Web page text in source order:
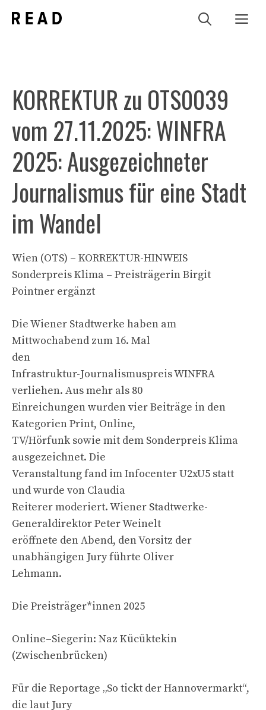
Inhalt
KORREKTUR zu OTS0039
vom 27.11.2025: WINFRA
2025: Ausgezeichneter
Journalismus für eine Stadt
im Wandel
Wien (OTS) – KORREKTUR-HINWEIS
Sonderpreis Klima – Preisträgerin Birgit
Pointner ergänzt
Die Wiener Stadtwerke haben am
Mittwochabend zum 16. Mal
den
Infrastruktur-Journalismuspreis WINFRA
verliehen. Aus mehr als 80
Einreichungen wurden vier Beiträge in den
Kategorien Print, Online,
TV/Hörfunk sowie mit dem Sonderpreis Klima
ausgezeichnet. Die
Veranstaltung fand im Infocenter U2xU5 statt
und wurde von Claudia
Reiterer moderiert. Wiener Stadtwerke-
Generaldirektor Peter Weinelt
eröffnete den Abend, den Vorsitz der
unabhängigen Jury führte Oliver
Lehmann.
Die Preisträger*innen 2025
Online–Siegerin: Naz Kücüktekin
(Zwischenbrücken)
Für die Reportage „So tickt der Hannovermarkt“,
die laut Jury